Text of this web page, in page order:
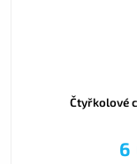
Čtyřkolové
6